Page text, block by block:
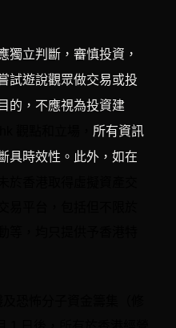
獨立判斷，審慎投資，
試遊說觀眾做交易或投
的，不應視為投資建
所有資訊
具時效性。此外，如在